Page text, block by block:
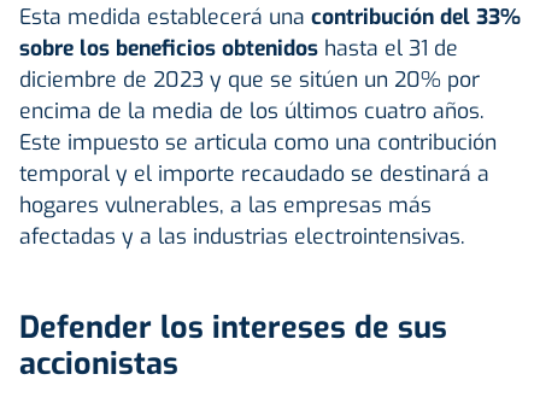
Esta medida establecerá una contribución del 33%
sobre los beneficios obtenidos hasta el 31 de
diciembre de 2023 y que se sitúen un 20% por
encima de la media de los últimos cuatro años.
Este impuesto se articula como una contribución
temporal y el importe recaudado se destinará a
hogares vulnerables, a las empresas más
afectadas y a las industrias electrointensivas.
Defender los intereses de sus
accionistas